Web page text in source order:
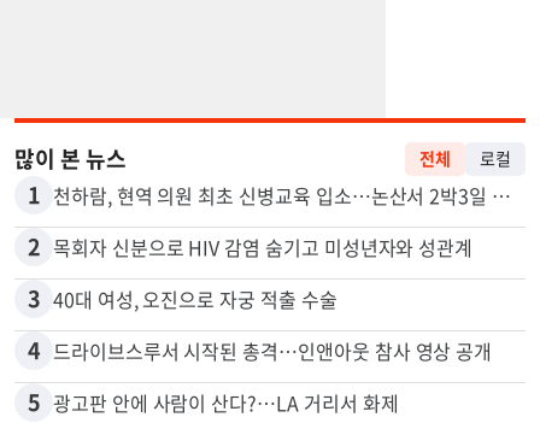
많이 본 뉴스 전체 로컬
1 천하람, 현역 의원 최초 신병교육 입소…논산서 2박3일 생활
2 목회자 신분으로 HIV 감염 숨기고 미성년자와 성관계
3 40대 여성, 오진으로 자궁 적출 수술
4 드라이브스루서 시작된 총격…인앤아웃 참사 영상 공개
5 광고판 안에 사람이 산다?…LA 거리서 화제